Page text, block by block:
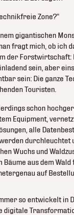
Zone?“
gigantischen
fragt mich, ob ich
der Forstwirtschaft:
sein, aber
sein: Die ganze
Touristen.
schon
Equipment,
alle
durchleuchtet
Wuchs und
Bäume aus dem
auf
so entwickelt in
digitale